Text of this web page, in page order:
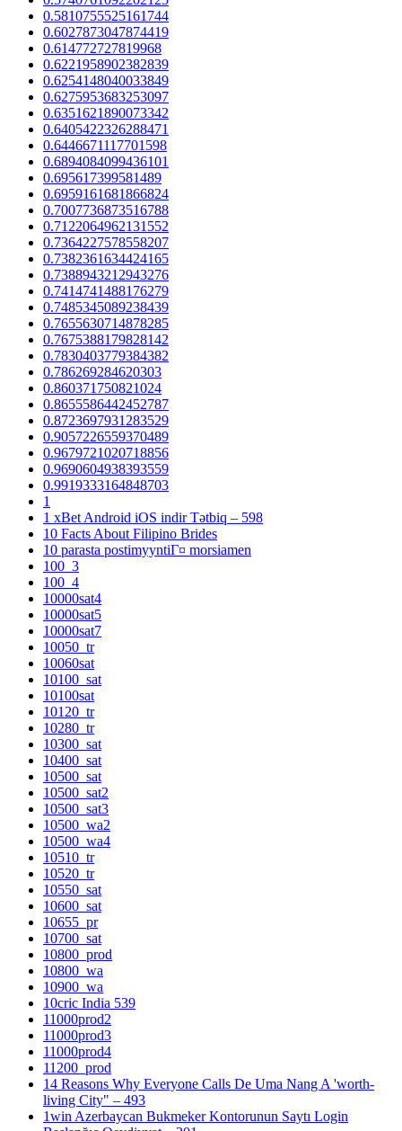
0.5810755525161744
0.6027873047874419
0.614772727819968
0.6221958902382839
0.6254148040033849
0.6275953683253097
0.6351621890073342
0.6405422326288471
0.6446671117701598
0.6894084099436101
0.695617399581489
0.6959161681866824
0.7007736873516788
0.7122064962131552
0.7364227578558207
0.7382361634424165
0.7388943212943276
0.7414741488176279
0.7485345089238439
0.7655630714878285
0.7675388179828142
0.7830403779384382
0.786269284620303
0.860371750821024
0.8655586442452787
0.8723697931283529
0.9057226559370489
0.9679721020718856
0.9690604938393559
0.9919333164848703
1
1 xBet Android iOS indir Tətbiq – 598
10 Facts About Filipino Brides
10 parasta postimyyntiГ¤ morsiamen
100_3
100_4
10000sat4
10000sat5
10000sat7
10050_tr
10060sat
10100_sat
10100sat
10120_tr
10280_tr
10300_sat
10400_sat
10500_sat
10500_sat2
10500_sat3
10500_wa2
10500_wa4
10510_tr
10520_tr
10550_sat
10600_sat
10655_pr
10700_sat
10800_prod
10800_wa
10900_wa
10cric India 539
11000prod2
11000prod3
11000prod4
11200_prod
14 Reasons Why Everyone Calls De Uma Nang A 'worth-
living City" – 493
1win Azerbaycan Bukmeker Kontorunun Saytı Login